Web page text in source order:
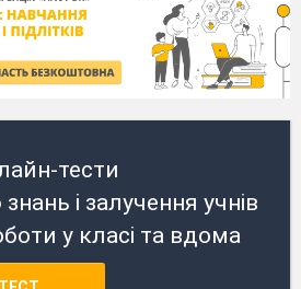
тести
і залучення учнів
у класі та вдома